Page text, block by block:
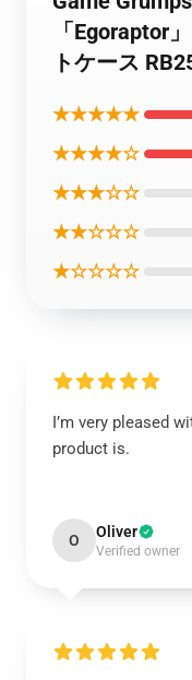
「Egoraptor
トケース
★★★★★
★★★★☆
★★★☆☆
★★☆☆☆
★☆☆☆☆
I’m very pleased
product is.
O Oliver
Verified owner